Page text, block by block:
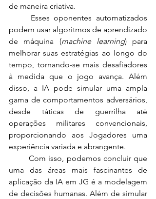
de maneira criativa.
podem usar algoritmos de aprendizado
de máquina (machine learning) para
melhorar suas estratégias ao longo do
tempo, tornando-se mais desafiadores
à medida que o jogo avança. Além
disso, a IA pode simular uma ampla
gama de comportamentos adversários,
desde táticas de guerrilha até
operações militares convencionais,
proporcionando aos Jogadores uma
experiência variada e abrangente.
	Com isso, podemos concluir que
uma das áreas mais fascinantes de
aplicação da IA em JG é a modelagem
de decisões humanas. Além de simular